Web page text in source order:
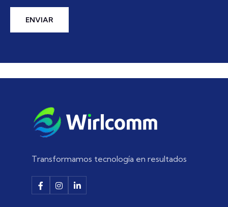
ENVIAR
Transformamos tecnología en resultados